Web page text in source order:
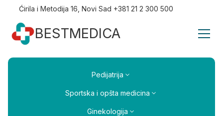
Ćirila i Metodija 16, Novi Sad +381 21 2 300 500
BESTMEDICA
Pedijatrija
Sportska i opšta medicina
Ginekologija